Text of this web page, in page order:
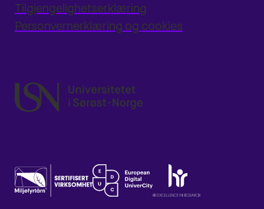
Tilgjengelighetserklæring
Personvernerklæring og cookies